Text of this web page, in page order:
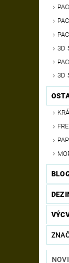
3D
3D